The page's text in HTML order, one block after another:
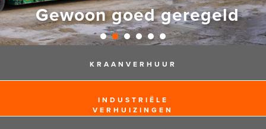
Gewoon goed geregeld
KRAANVERHUUR
INDUSTRIËLE
VERHUIZINGEN